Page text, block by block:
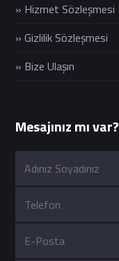
» Hizmet Sözleşmesi
» Gizlilik Sözleşmesi
» Bize Ulaşın
Mesajınız mı var?